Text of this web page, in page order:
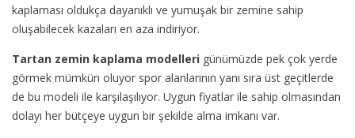
kaplaması oldukça dayanıklı ve yumuşak bir zemine sahip
oluşabilecek kazaları en aza indiriyor.
Tartan zemin kaplama modelleri günümüzde pek çok yerde
görmek mümkün oluyor spor alanlarının yanı sıra üst geçitlerde
de bu modeli ile karşılaşılıyor. Uygun fiyatlar ile sahip olmasından
dolayı her bütçeye uygun bir şekilde alma imkanı var.